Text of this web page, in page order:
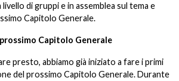
di gruppi e in assemblea sul tema e
Capitolo Generale.
Capitolo Generale
presto, abbiamo già iniziato a fare i primi
del prossimo Capitolo Generale. Durante